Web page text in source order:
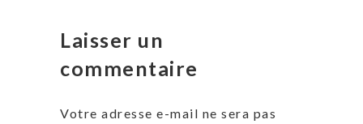
Laisser un
commentaire
Votre adresse e-mail ne sera pas